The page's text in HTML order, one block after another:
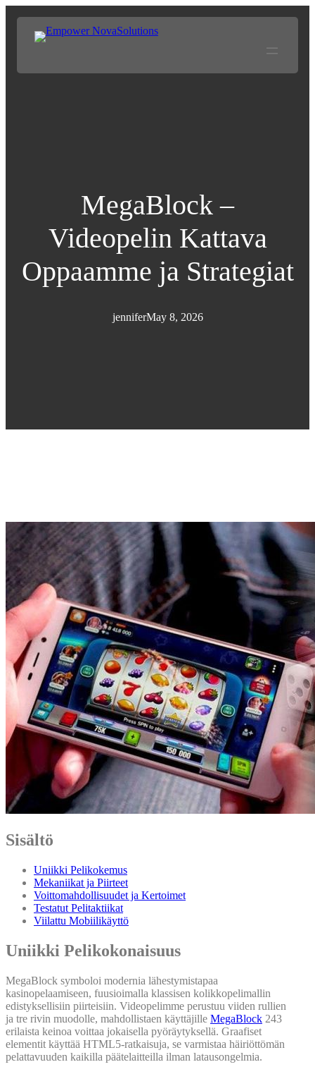
MegaBlock –
Videopelin Kattava
Oppaamme ja Strategiat
jenniferMay 8, 2026
Sisältö
Uniikki Pelikokemus
Mekaniikat ja Piirteet
Voittomahdollisuudet ja Kertoimet
Testatut Pelitaktiikat
Viilattu Mobiilikäyttö
Uniikki Pelikokonaisuus
MegaBlock symboloi modernia lähestymistapaa
kasinopelaamiseen, fuusioimalla klassisen kolikkopelimallin
edistyksellisiin piirteisiin. Videopelimme perustuu viiden rullien
ja tre rivin muodolle, mahdollistaen käyttäjille MegaBlock 243
erilaista keinoa voittaa jokaisella pyöräytyksellä. Graafiset
elementit käyttää HTML5-ratkaisuja, se varmistaa häiriöttömän
pelattavuuden kaikilla päätelaitteilla ilman latausongelmia.